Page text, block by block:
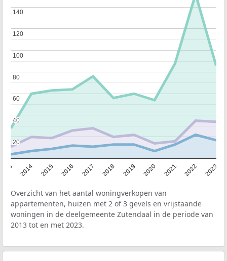
2014 2015 2016 2017 2018 2019 2020 2021 2022 2023
20
20
40
40
60
60
80
80
100
100
120
120
140
140
Overzicht van het aantal woningverkopen van
appartementen, huizen met 2 of 3 gevels en vrijstaande
woningen in de deelgemeente Zutendaal in de periode van
2013 tot en met 2023.